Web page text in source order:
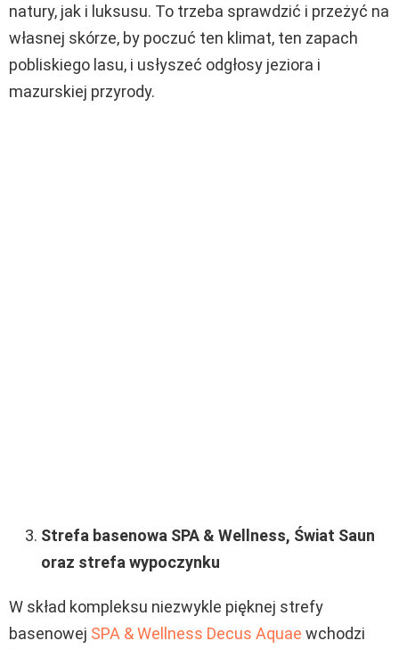
natury, jak i luksusu. To trzeba sprawdzić i przeżyć na
własnej skórze, by poczuć ten klimat, ten zapach
pobliskiego lasu, i usłyszeć odgłosy jeziora i
mazurskiej przyrody.
Strefa basenowa SPA & Wellness, Świat Saun
oraz strefa wypoczynku
W skład kompleksu niezwykle pięknej strefy
basenowej SPA & Wellness Decus Aquae wchodzi